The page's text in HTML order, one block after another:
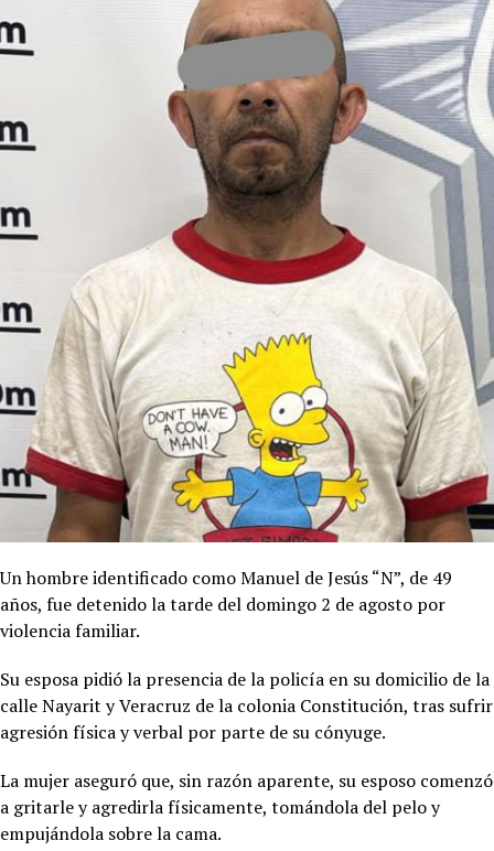
Un hombre identificado como Manuel de Jesús “N”, de 49
años, fue detenido la tarde del domingo 2 de agosto por
violencia familiar.
Su esposa pidió la presencia de la policía en su domicilio de la
calle Nayarit y Veracruz de la colonia Constitución, tras sufrir
agresión física y verbal por parte de su cónyuge.
La mujer aseguró que, sin razón aparente, su esposo comenzó
a gritarle y agredirla físicamente, tomándola del pelo y
empujándola sobre la cama.